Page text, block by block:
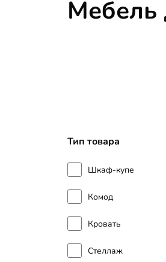
Мебель
Тип товара
Шкаф-купе
Комод
Кровать
Стеллаж